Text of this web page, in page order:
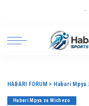
–
HABARI FORUM > Habari Mpya
Habari Mpya za Michezo